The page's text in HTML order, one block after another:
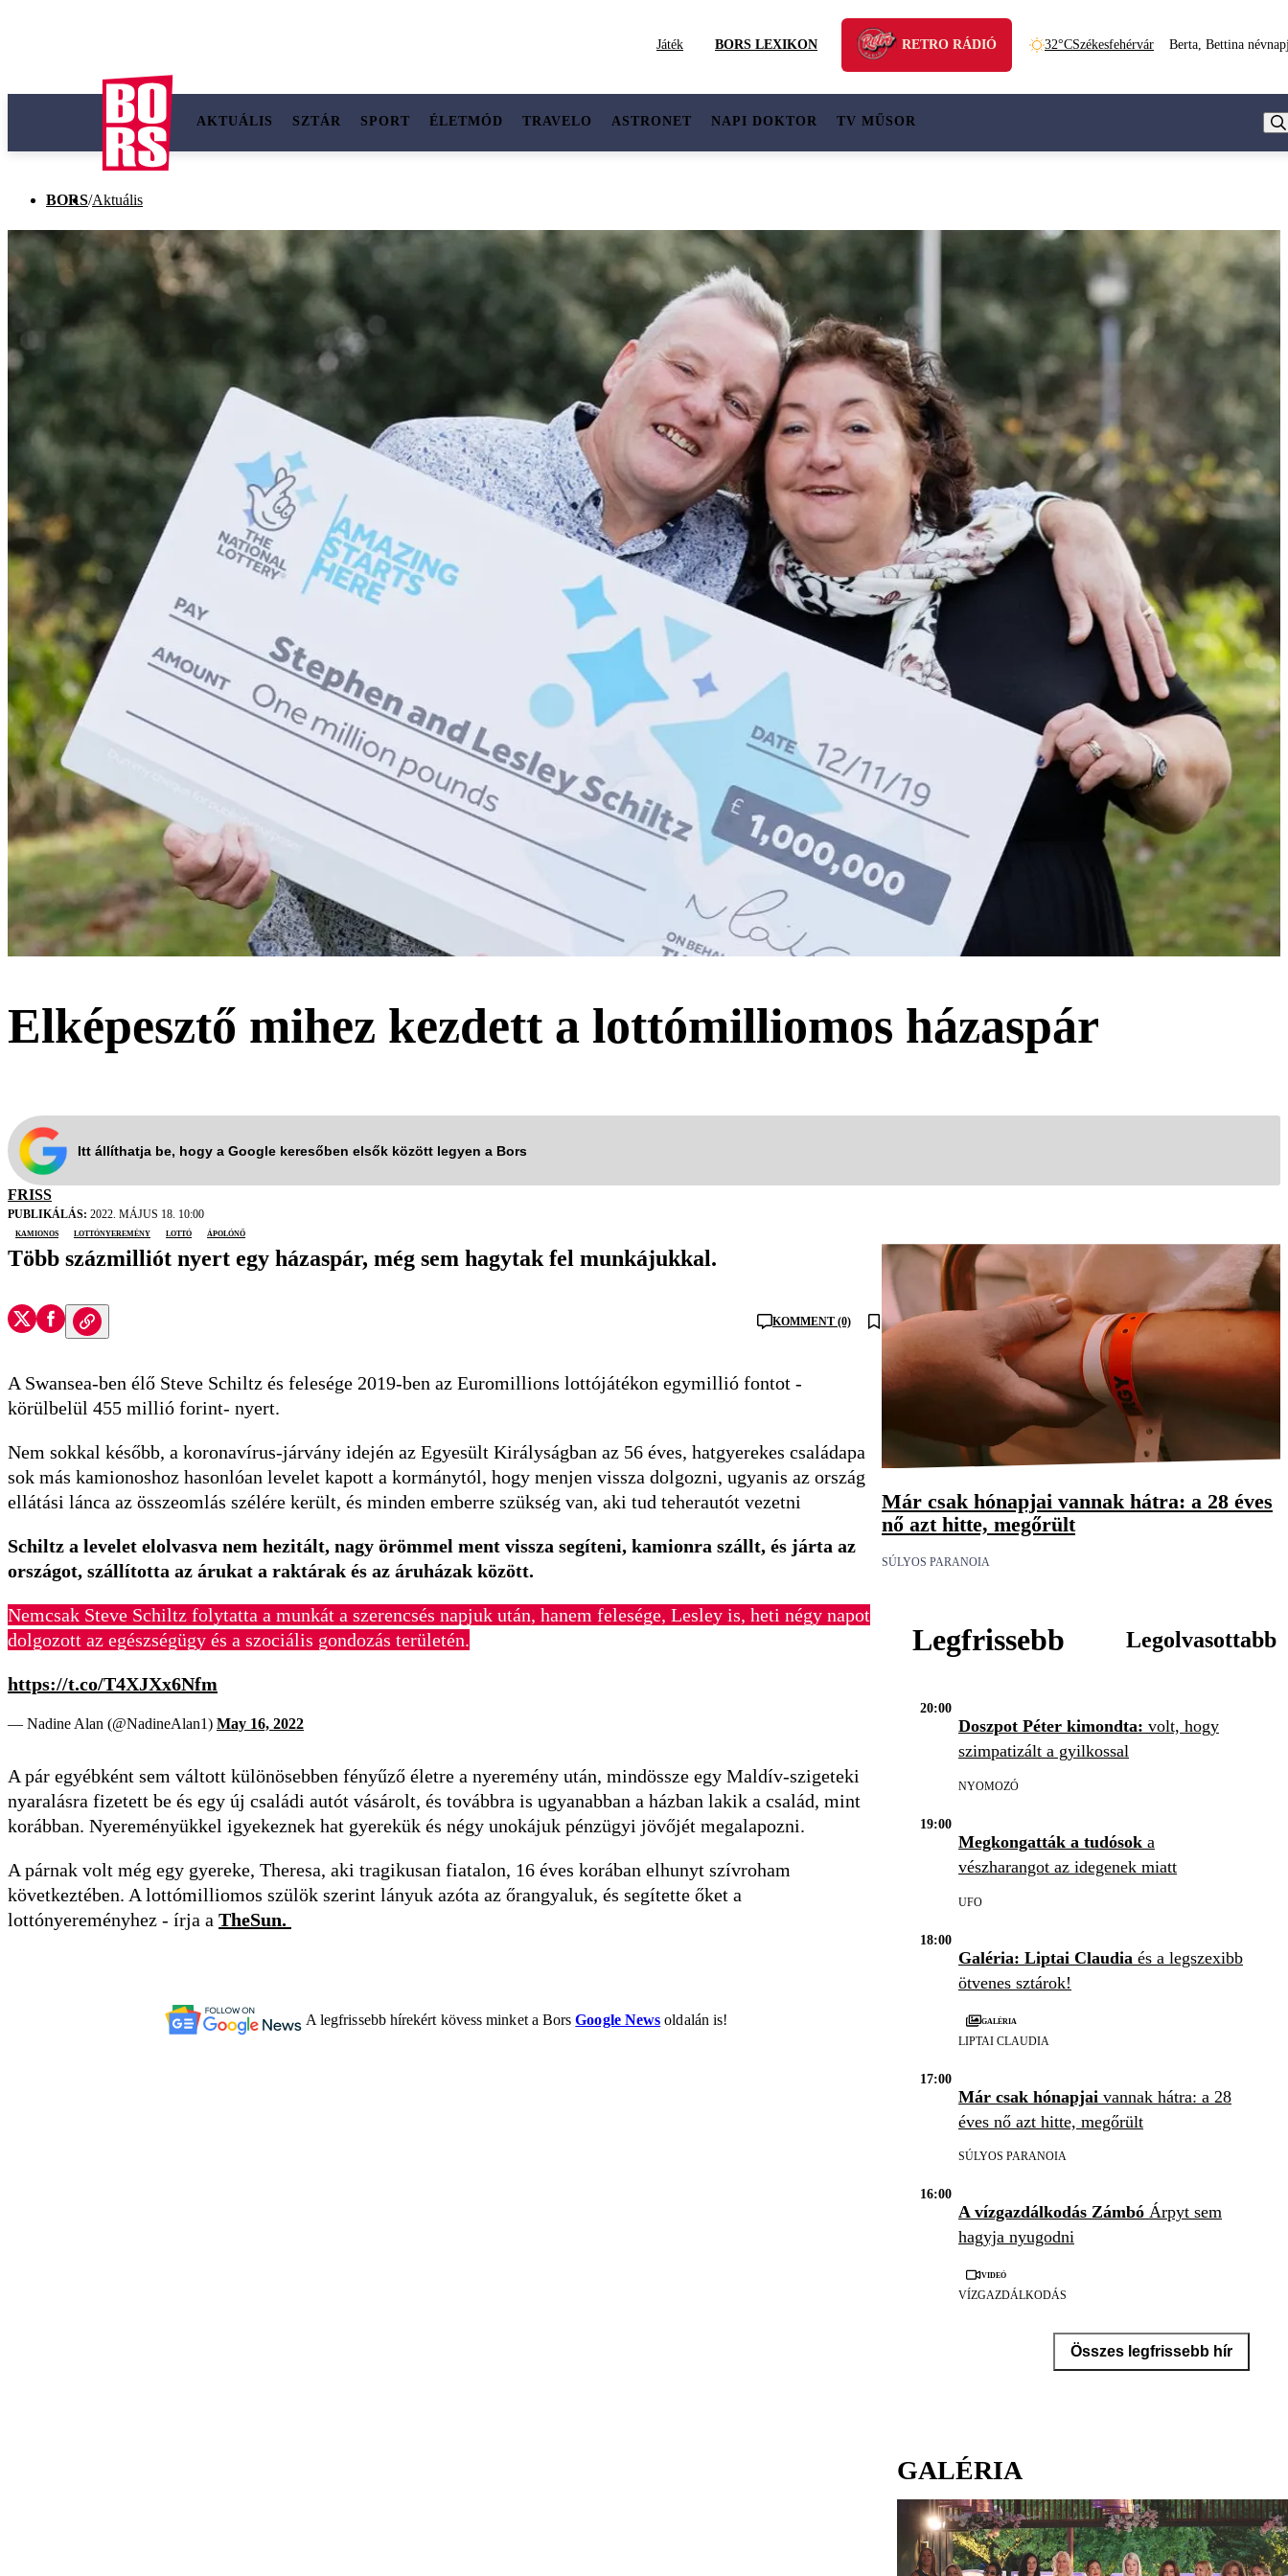
Játék BORS LEXIKON RETRO RÁDIÓ 32°CSzékesfehérvár Berta, Bettina
AKTUÁLIS SZTÁR SPORT ÉLETMÓD TRAVELO ASTRONET NAPI DOKTOR TV MŰSOR
BORS/Aktuális
Elképesztő mihez kezdett a lottómilliomos házaspár
Itt állíthatja be, hogy a Google keresőben elsők között legyen a Bors
FRISS
PUBLIKÁLÁS: 2022. MÁJUS 18. 10:00
kamionos
lottónyeremény lottó ápolónő
Több százmilliót nyert egy házaspár, még sem hagytak fel munkájukkal.
KOMMENT (0)
A Swansea-ben élő Steve Schiltz és felesége 2019-ben az Euromillions lottójátékon egymillió fontot -
körülbelül 455 millió forint- nyert.
Nem sokkal később, a koronavírus-járvány idején az Egyesült Királyságban az 56 éves, hatgyerekes családapa
sok más kamionoshoz hasonlóan levelet kapott a kormánytól, hogy menjen vissza dolgozni, ugyanis az ország
ellátási lánca az összeomlás szélére került, és minden emberre szükség van, aki tud teherautót vezetni
Schiltz a levelet elolvasva nem hezitált, nagy örömmel ment vissza segíteni, kamionra szállt, és járta az
országot, szállította az árukat a raktárak és az áruházak között.
Nemcsak Steve Schiltz folytatta a munkát a szerencsés napjuk után, hanem felesége, Lesley is, heti négy napot
dolgozott az egészségügy és a szociális gondozás területén.
https://t.co/T4XJXx6Nfm
— Nadine Alan (@NadineAlan1) May 16, 2022
A pár egyébként sem váltott különösebben fényűző életre a nyeremény után, mindössze egy Maldív-szigeteki
nyaralásra fizetett be és egy új családi autót vásárolt, és továbbra is ugyanabban a házban lakik a család, mint
korábban. Nyereményükkel igyekeznek hat gyerekük és négy unokájuk pénzügyi jövőjét megalapozni.
A párnak volt még egy gyereke, Theresa, aki tragikusan fiatalon, 16 éves korában elhunyt szívroham
következtében. A lottómilliomos szülök szerint lányuk azóta az őrangyaluk, és segítette őket a
lottónyereményhez - írja a TheSun.
A legfrissebb hírekért kövess minket a BorsGoogle News oldalán is!
Már csak hónapjai vannak hátra: a 28 éves
nő azt hitte, megőrült
SÚLYOS PARANOIA
Legfrissebb Legolvasottabb
20:00
Doszpot Péter kimondta: volt, hogy
szimpatizált a gyilkossal
NYOMOZÓ
19:00
Megkongatták a tudósok a
vészharangot az idegenek miatt
UFO
18:00
Galéria: Liptai Claudia és a legszexibb
ötvenes sztárok!
Galéria
LIPTAI CLAUDIA
17:00
Már csak hónapjai vannak hátra: a 28
éves nő azt hitte, megőrült
SÚLYOS PARANOIA
16:00
A vízgazdálkodás Zámbó Árpyt sem
hagyja nyugodni
Videó
VÍZGAZDÁLKODÁS
Összes legfrissebb hír
GALÉRIA